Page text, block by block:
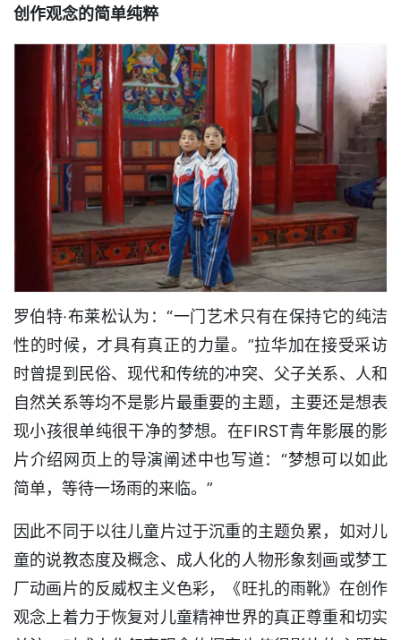
创作观念的简单纯粹
罗伯特·布莱松认为：“一门艺术只有在保持它的纯洁
性的时候，才具有真正的力量。”拉华加在接受采访
时曾提到民俗、现代和传统的冲突、父子关系、人和
自然关系等均不是影片最重要的主题，主要还是想表
现小孩很单纯很干净的梦想。在FIRST青年影展的影
片介绍网页上的导演阐述中也写道：“梦想可以如此
简单，等待一场雨的来临。”
因此不同于以往儿童片过于沉重的主题负累，如对儿
童的说教态度及概念、成人化的人物形象刻画或梦工
厂动画片的反威权主义色彩，《旺扎的雨靴》在创作
观念上着力于恢复对儿童精神世界的真正尊重和切实